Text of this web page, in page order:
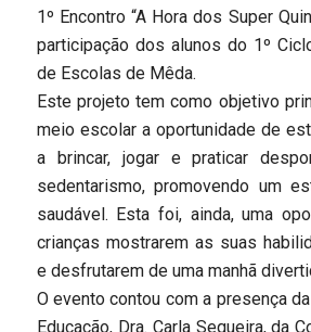
1º Encontro “A Hora dos Super
participação dos alunos do 1º
de Escolas de Mêda.
Este projeto tem como objetivo
meio escolar a oportunidade de
a brincar, jogar e praticar
sedentarismo, promovendo um
saudável. Esta foi, ainda, uma
crianças mostrarem as suas
e desfrutarem de uma manhã
O evento contou com a presença
Educação, Dra. Carla Sequeira, da